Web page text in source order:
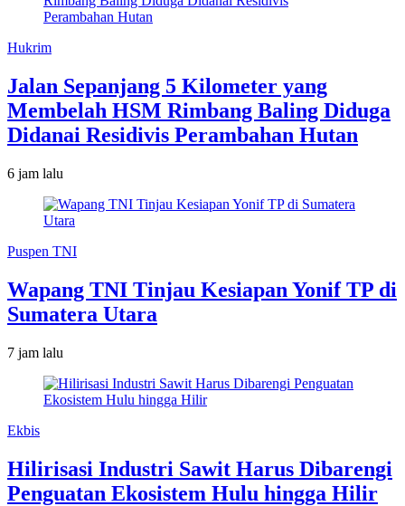
Hukrim
Jalan Sepanjang 5 Kilometer yang
Membelah HSM Rimbang Baling Diduga
Didanai Residivis Perambahan Hutan
6 jam lalu
Puspen TNI
Wapang TNI Tinjau Kesiapan Yonif TP di
Sumatera Utara
7 jam lalu
Ekbis
Hilirisasi Industri Sawit Harus Dibarengi
Penguatan Ekosistem Hulu hingga Hilir